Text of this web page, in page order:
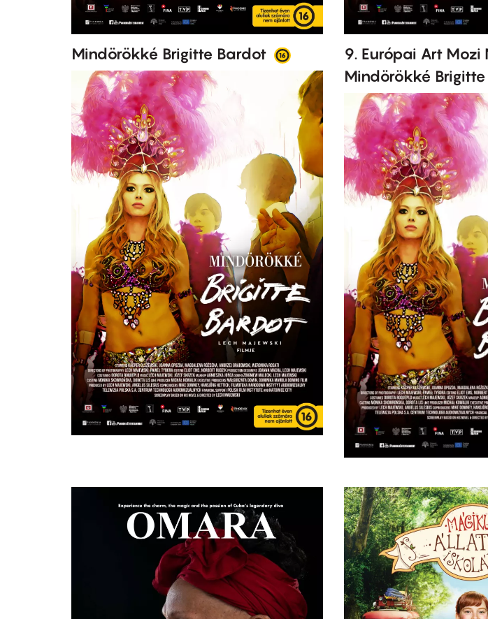
Mindörökké Brigitte Bardot
9. Európai Art Mozi
Mindörökké